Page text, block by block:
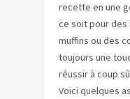
recette en une
ce soit pour des
muffins ou des
toujours une
réussir à coup
Voici quelques